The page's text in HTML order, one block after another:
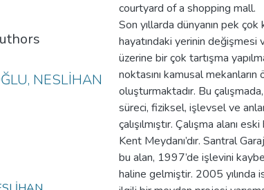
NESLİHAN
courtyard of a shopping mall.
Son yıllarda dünyanın pek
hayatındaki yerinin değişmesi
üzerine bir çok tartışma
noktasını kamusal
oluşturmaktadır. Bu
süreci, fiziksel, işlevsel ve
çalışılmıştır. Çalışma alanı
Kent Meydanı’dır. Santral
bu alan, 1997’de işlevini
haline gelmiştir. 2005 yılında